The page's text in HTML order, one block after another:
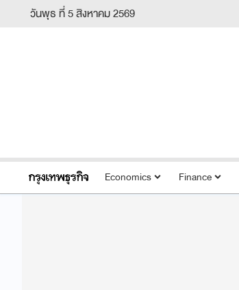
วันพุธ ที่ 5 สิงหาคม 2569
Economics Finance